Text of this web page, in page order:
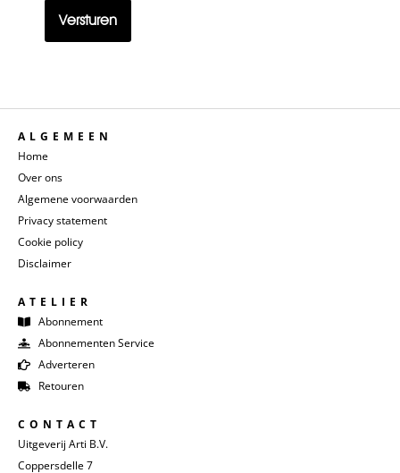
ALGEMEEN
Home
Over ons
Algemene voorwaarden
Privacy statement
Cookie policy
Disclaimer
ATELIER
Abonnement
Abonnementen Service
Adverteren
Retouren
CONTACT
Uitgeverij Arti B.V.
Coppersdelle 7